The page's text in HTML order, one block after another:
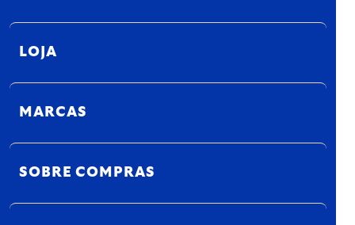
LOJA
MARCAS
SOBRE COMPRAS